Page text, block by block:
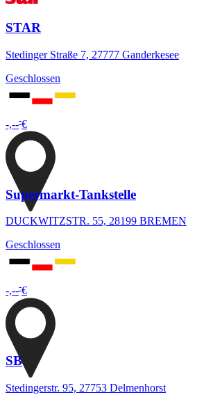
STAR
Stedinger Straße 7, 27777 Ganderkesee
Geschlossen
-,---€
Supermarkt-Tankstelle
DUCKWITZSTR. 55, 28199 BREMEN
Geschlossen
-,---€
SB
Stedingerstr. 95, 27753 Delmenhorst